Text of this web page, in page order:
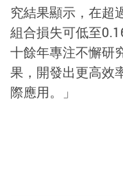
究結果顯示，在超
組合損失可低至
十餘年專注不懈研
果，開發出更高效
際應用。」